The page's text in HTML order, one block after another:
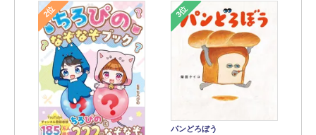
2位 3位
パンどろぼう